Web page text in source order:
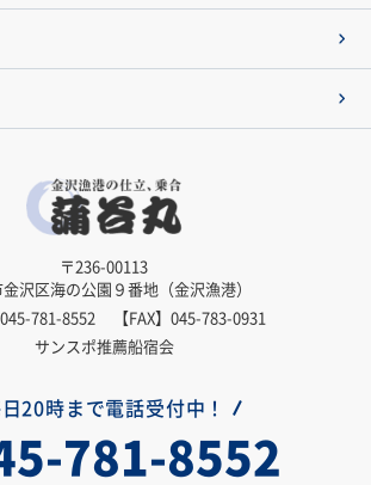
〒236-00113
沢区海の公園９番地（金沢漁港）
045-781-8552
【FAX】045-783-0931
サンスポ推薦船宿会
20時まで電話受付中！
781-8552